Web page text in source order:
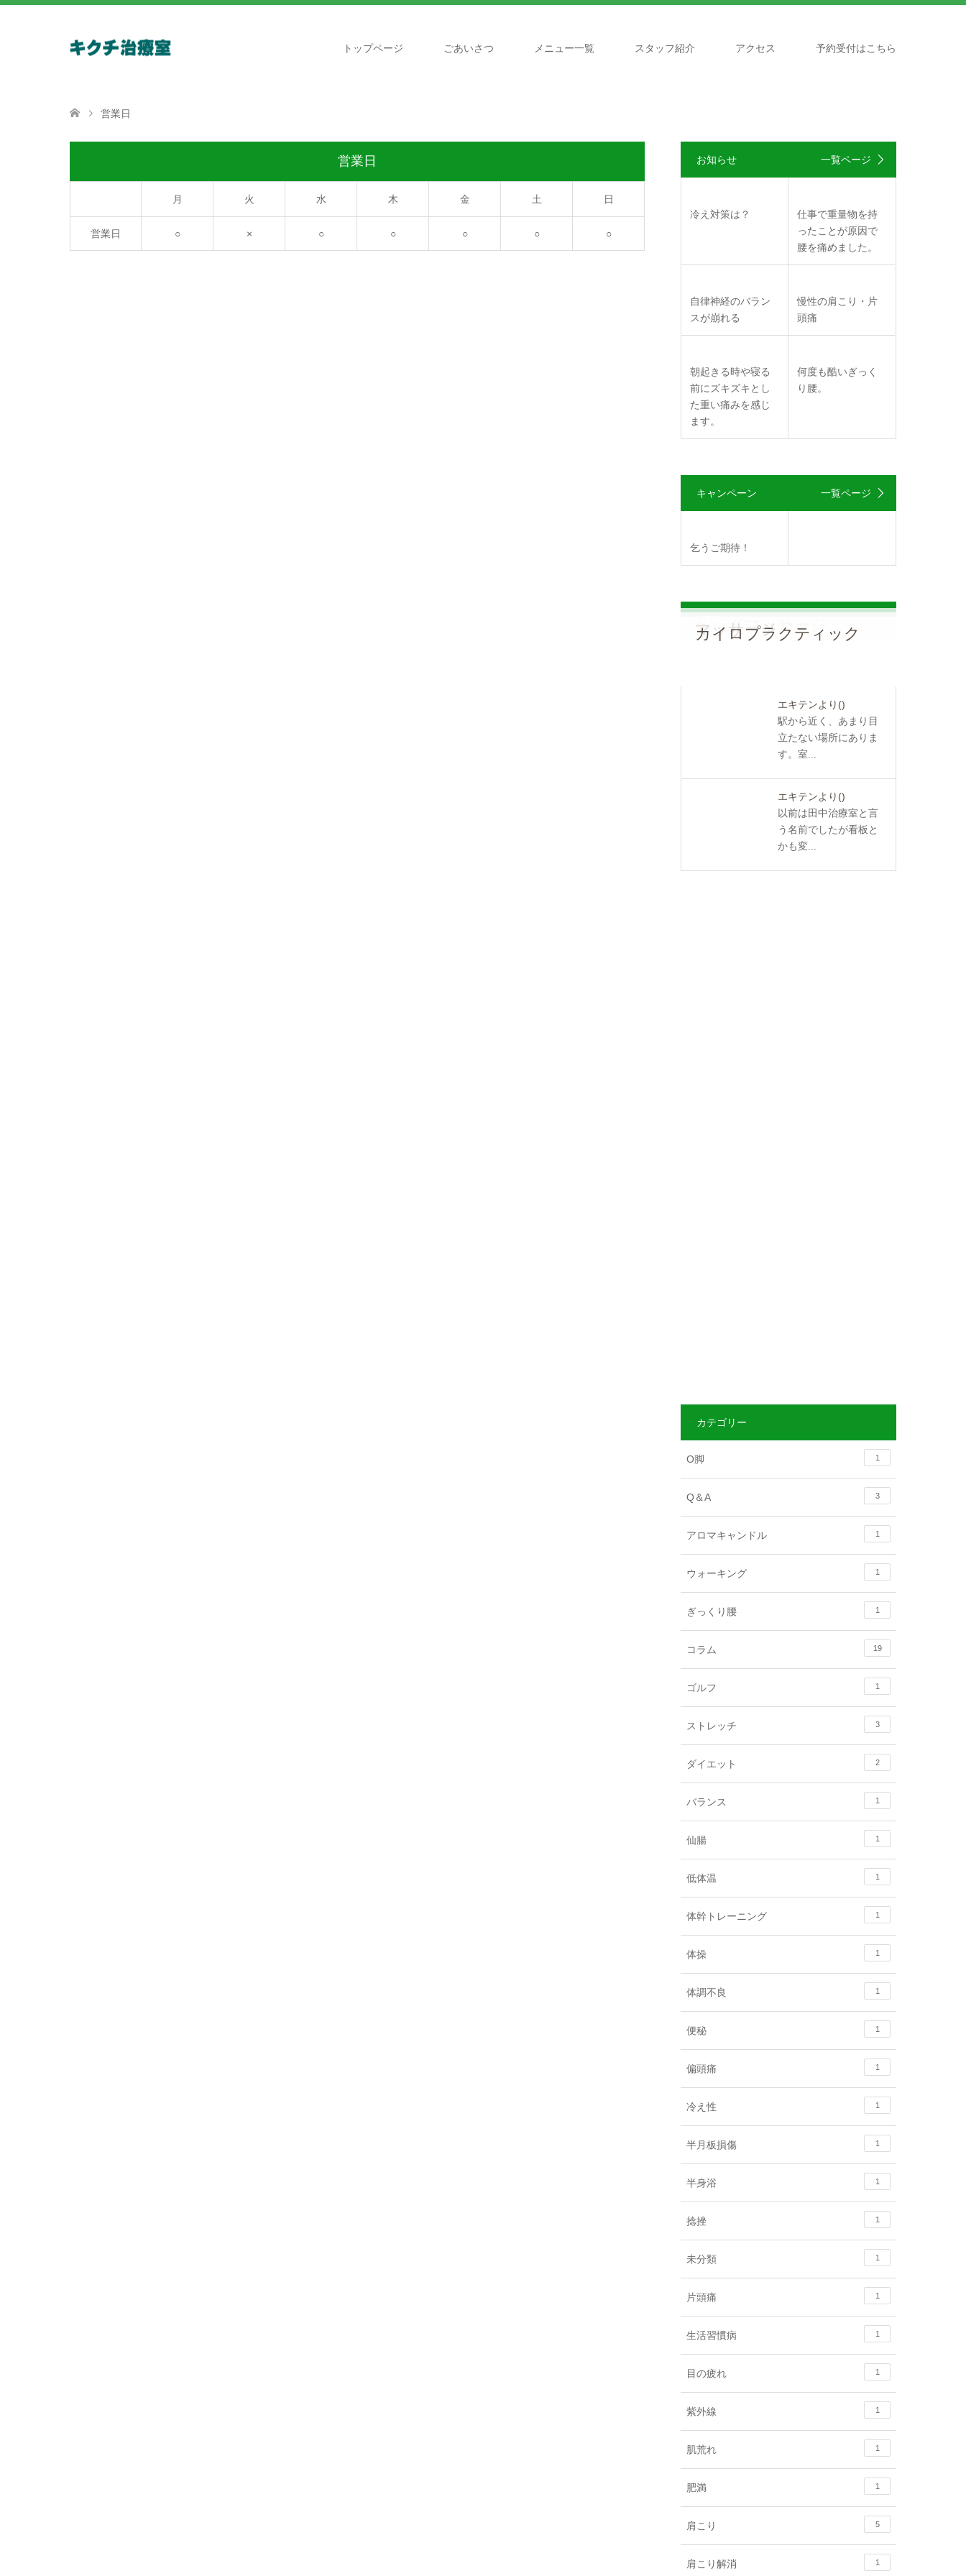
トップページ ごあいさつ メニュー一覧 スタッフ紹介 アクセス 予約受付はこちら
営業日
営業日
月 火 水 木 金 土 日
営業日 ○ × ○ ○ ○ ○ ○
お知らせ 一覧ページ
冷え対策は？
仕事で重量物を持
ったことが原因で
腰を痛めました。
自律神経のバラン
スが崩れる
慢性の肩こり・片
頭痛
朝起きる時や寝る
前にズキズキとし
た重い痛みを感じ
ます。
何度も酷いぎっく
り腰。
キャンペーン 一覧ページ
乞うご期待！
ヘッドマッサージ
マッサージ
カイロプラクティック
エキテンより ()
駅から近く、あまり目
立たない場所にありま
す。室...
エキテンより ()
以前は田中治療室と言
う名前でしたが看板と
かも変...
カテゴリー
O脚 1
Q＆A 3
アロマキャンドル 1
ウォーキング 1
ぎっくり腰 1
コラム 19
ゴルフ 1
ストレッチ 3
ダイエット 2
バランス 1
仙腸 1
低体温 1
体幹トレーニング 1
体操 1
体調不良 1
便秘 1
偏頭痛 1
冷え性 1
半月板損傷 1
半身浴 1
捻挫 1
未分類 1
片頭痛 1
生活習慣病 1
目の疲れ 1
紫外線 1
肌荒れ 1
肥満 1
肩こり 5
肩こり解消 1